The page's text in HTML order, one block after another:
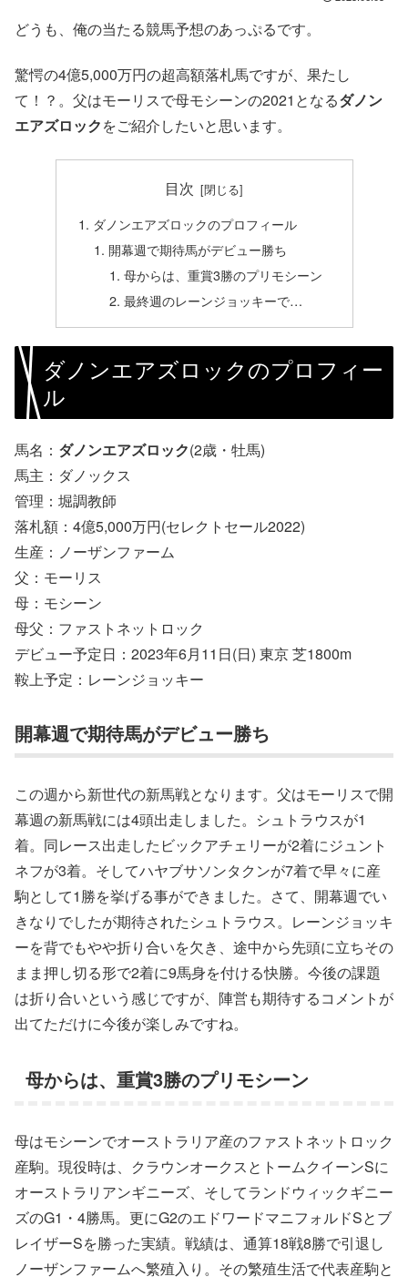
どうも、俺の当たる競馬予想のあっぷるです。
驚愕の4億5,000万円の超高額落札馬ですが、果たし
て！？。父はモーリスで母モシーンの2021となるダノン
エアズロックをご紹介したいと思います。
目次
ダノンエアズロックのプロフィール
開幕週で期待馬がデビュー勝ち
母からは、重賞3勝のプリモシーン
最終週のレーンジョッキーで…
ダノンエアズロックのプロフィー
ル
馬名： ダノンエアズロック(2歳・牡馬)
馬主：ダノックス
管理：堀調教師
落札額：4億5,000万円(セレクトセール2022)
生産：ノーザンファーム
父：モーリス
母：モシーン
母父：ファストネットロック
デビュー予定日：2023年6月11日(日) 東京 芝1800m
鞍上予定：レーンジョッキー
開幕週で期待馬がデビュー勝ち
この週から新世代の新馬戦となります。父はモーリスで開
幕週の新馬戦には4頭出走しました。シュトラウスが1
着。同レース出走したビックアチェリーが2着にジュント
ネフが3着。そしてハヤブサソンタクンが7着で早々に産
駒として1勝を挙げる事ができました。さて、開幕週でい
きなりでしたが期待されたシュトラウス。レーンジョッキ
ーを背でもやや折り合いを欠き、途中から先頭に立ちその
まま押し切る形で2着に9馬身を付ける快勝。今後の課題
は折り合いという感じですが、陣営も期待するコメントが
出てただけに今後が楽しみですね。
母からは、重賞3勝のプリモシーン
母はモシーンでオーストラリア産のファストネットロック
産駒。現役時は、クラウンオークスとトームクイーンSに
オーストラリアンギニーズ、そしてランドウィックギニー
ズのG1・4勝馬。更にG2のエドワードマニフォルドSとブ
レイザーSを勝った実績。戦績は、通算18戦8勝で引退し
ノーザンファームへ繁殖入り。その繁殖生活で代表産駒と